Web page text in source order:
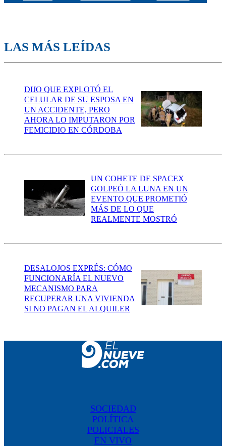
LAS MÁS LEÍDAS
DIJO QUE EXPLOTÓ EL
CELULAR DE SU ESPOSA EN
UN ACCIDENTE, PERO
AHORA LO IMPUTARON POR
FEMICIDIO EN CÓRDOBA
UN COHETE DE SPACEX
GOLPEÓ LA LUNA EN UN
EVENTO QUE PROMETIÓ
MÁS DE LO QUE
REALMENTE MOSTRÓ
DESALOJOS EXPRÉS: CÓMO
FUNCIONARÍA EL NUEVO
MECANISMO PARA
RECUPERAR UNA VIVIENDA
SI NO PAGAN EL ALQUILER
SOCIEDAD
POLÍTICA
POLICIALES
EN VIVO